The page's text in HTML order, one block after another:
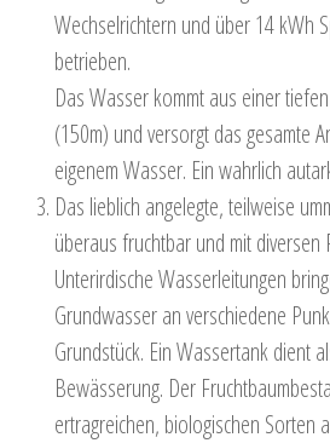
Wechselrichtern und über 14 kWh
betrieben.
Das Wasser kommt aus einer
(150m) und versorgt das gesamte
eigenem Wasser. Ein wahrlich
Das lieblich angelegte, teilweise
überaus fruchtbar und mit diversen
Unterirdische Wasserleitungen
Grundwasser an verschiedene
Grundstück. Ein Wassertank dient
Bewässerung. Der
ertragreichen, biologischen Sorten